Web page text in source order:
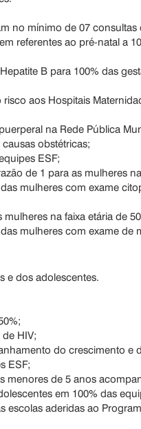
no mínimo de 07 consultas
referentes ao pré-natal a
B para 100% das
aos Hospitais
na Rede Pública
obstétricas;
ESF;
de 1 para as mulheres
mulheres com exame
na faixa etária de
mulheres com exame de
e dos adolescentes.
HIV;
do crescimento e
ESF;
menores de 5 anos
em 100% das
escolas aderidas ao